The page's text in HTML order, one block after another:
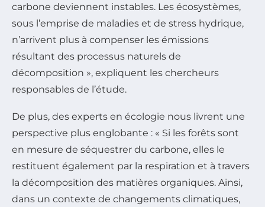
carbone deviennent instables. Les écosystèmes,
sous l’emprise de maladies et de stress hydrique,
n’arrivent plus à compenser les émissions
résultant des processus naturels de
décomposition », expliquent les chercheurs
responsables de l’étude.
De plus, des experts en écologie nous livrent une
perspective plus englobante : « Si les forêts sont
en mesure de séquestrer du carbone, elles le
restituent également par la respiration et à travers
la décomposition des matières organiques. Ainsi,
dans un contexte de changements climatiques,